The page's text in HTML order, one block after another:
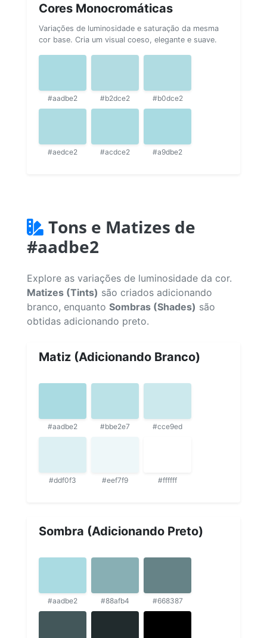
Cores Monocromáticas
Variações de luminosidade e saturação da mesma
cor base. Cria um visual coeso, elegante e suave.
#aadbe2 #b2dce2 #b0dce2
#aedce2 #acdce2 #a9dbe2
Tons e Matizes de
#aadbe2
Explore as variações de luminosidade da cor.
Matizes (Tints) são criados adicionando
branco, enquanto Sombras (Shades) são
obtidas adicionando preto.
Matiz (Adicionando Branco)
#aadbe2 #bbe2e7 #cce9ed
#ddf0f3 #eef7f9 #ffffff
Sombra (Adicionando Preto)
#aadbe2 #88afb4 #668387